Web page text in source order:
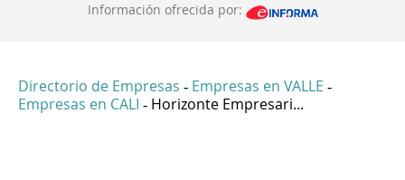
Información ofrecida por:
Directorio de Empresas - Empresas en VALLE -
Empresas en CALI - Horizonte Empresari...